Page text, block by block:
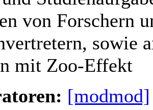
von Forschern
sowie
mit Zoo-Effekt
[modmod]